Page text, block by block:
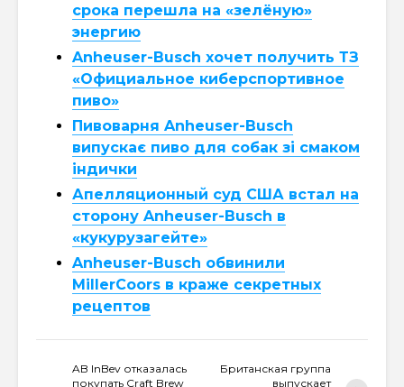
срока перешла на «зелёную»
энергию
Anheuser-Busch хочет получить ТЗ
«Официальное киберспортивное
пиво»
Пивоварня Anheuser-Busch
випускає пиво для собак зі смаком
індички
Апелляционный суд США встал на
сторону Anheuser-Busch в
«кукурузагейте»
Anheuser-Busch обвинили
MillerCoors в краже секретных
рецептов
AB InBev отказалась
покупать Craft Brew
Британская группа
выпускает